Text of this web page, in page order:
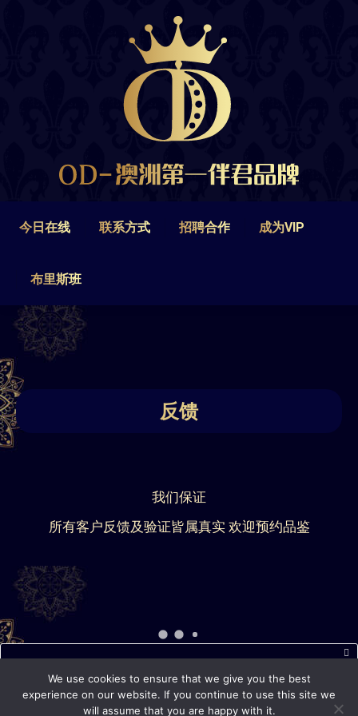
今日在线 联系方式 招聘合作 成为VIP
布里斯班
反馈
我们保证
所有客户反馈及验证皆属真实 欢迎预约品鉴
近期短信常出现延迟或无法正常接收的情况，如您通过短信
联系我们后 5 分钟内未收到回复，请通过 WhatsApp、电话
或其他联系方式再次联系我们。 感谢您的理解与配合
We use cookies to ensure that we give you the best
experience on our website. If you continue to use this site we
will assume that you are happy with it.
联系方式 招聘合作
布里斯班